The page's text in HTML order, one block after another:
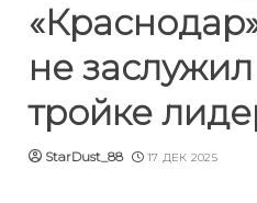
не
тройке
StarDust_88 17 ДЕК 2025